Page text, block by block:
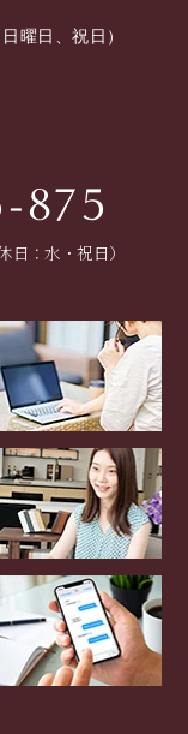
曜日、祝日）
875
：水・祝日）